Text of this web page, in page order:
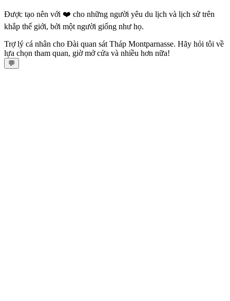
Được tạo nên với ❤️ cho những người yêu du lịch và lịch sử trên
khắp thế giới, bởi một người giống như họ.
Trợ lý cá nhân cho Đài quan sát Tháp Montparnasse. Hãy hỏi tôi về
lựa chọn tham quan, giờ mở cửa và nhiều hơn nữa!
💬